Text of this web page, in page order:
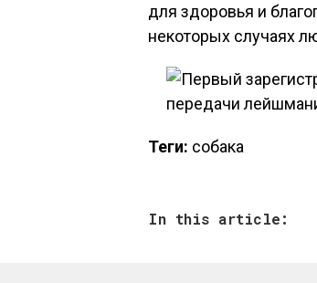
для здоровья и
некоторых случаях
Теги: собака
In this article: